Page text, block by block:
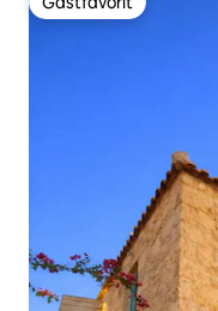
Gästfavorit